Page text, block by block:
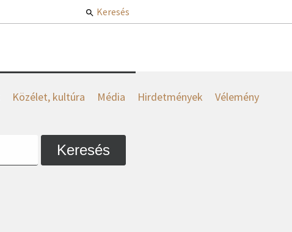
Keresés
Közélet, kultúra Média Hirdetmények Vélemény
Keresés